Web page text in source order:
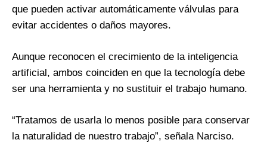
que pueden activar automáticamente válvulas para
evitar accidentes o daños mayores.
Aunque reconocen el crecimiento de la inteligencia
artificial, ambos coinciden en que la tecnología debe
ser una herramienta y no sustituir el trabajo humano.
“Tratamos de usarla lo menos posible para conservar
la naturalidad de nuestro trabajo”, señala Narciso.